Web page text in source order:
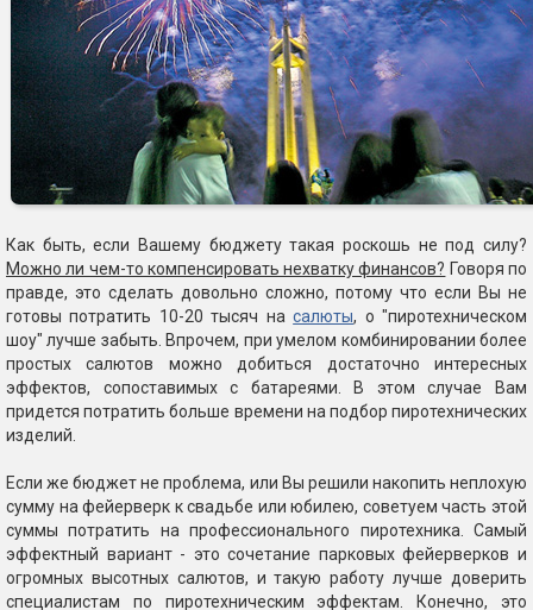
Как быть, если Вашему бюджету такая роскошь не под силу?
Можно ли чем-то компенсировать нехватку финансов? Говоря по
правде, это сделать довольно сложно, потому что если Вы не
готовы потратить 10-20 тысяч насалюты, о "пиротехническом
шоу" лучше забыть. Впрочем, при умелом комбинировании более
простых салютов можно добиться достаточно интересных
эффектов, сопоставимых с батареями. В этом случае Вам
придется потратить больше времени на подбор пиротехнических
изделий.
Если же бюджет не проблема, или Вы решили накопить неплохую
сумму на фейерверк к свадьбе или юбилею, советуем часть этой
суммы потратить на профессионального пиротехника. Самый
эффектный вариант - это сочетание парковых фейерверков и
огромных высотных салютов, и такую работу лучше доверить
специалистам по пиротехническим эффектам. Конечно, это